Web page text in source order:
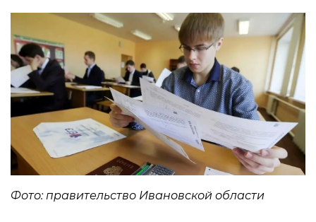
Фото: правительство Ивановской области